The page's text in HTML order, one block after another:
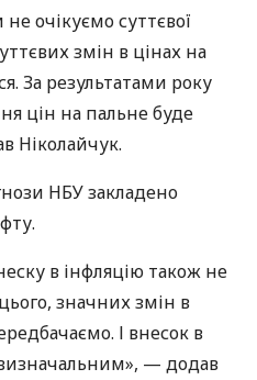
очікуємо суттєвої
змін в цінах на
За результатами року
цін на пальне буде
Ніколайчук.
НБУ закладено
в інфляцію також не
значних змін в
І внесок в
— додав